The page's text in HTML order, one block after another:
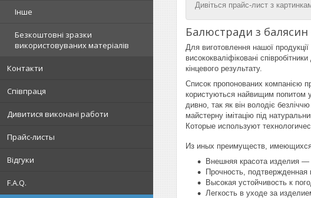
Інше
Безкоштовні зразки
використовуваних матеріалів
Контакти
Співпраця
Дивитися виконані работи
Прайс-листы
Відгуки
F.A.Q.
Дивіться прайс-лист з
Балюстради з
Для виготовлення нашої
висококваліфіковані
кінцевого результату.
Список пропонованих компанією
користуються найвищим попитом у
дивно, так як він володіє
майстерну імітацію під
Которые используют
Из иных преимуществ, имеющихся
Внешняя красота изделия —
Прочность,
Высокая устойчивость к
Легкость в уходе за